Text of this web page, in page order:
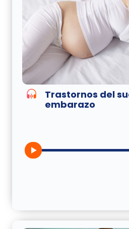
Trastornos del
embarazo